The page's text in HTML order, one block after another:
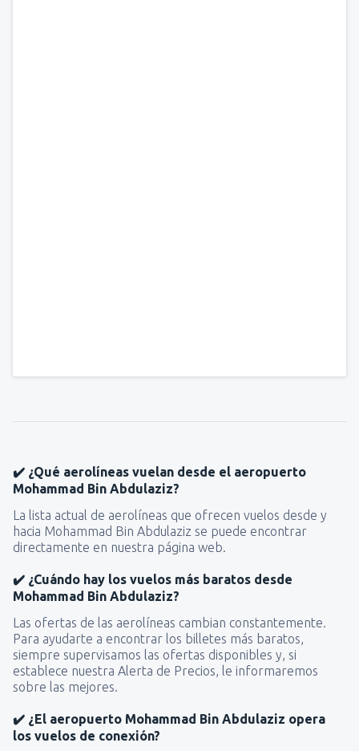
✔️ ¿Qué aerolíneas vuelan desde el aeropuerto
Mohammad Bin Abdulaziz?
La lista actual de aerolíneas que ofrecen vuelos desde y
hacia Mohammad Bin Abdulaziz se puede encontrar
directamente en nuestra página web.
✔️ ¿Cuándo hay los vuelos más baratos desde
Mohammad Bin Abdulaziz?
Las ofertas de las aerolíneas cambian constantemente.
Para ayudarte a encontrar los billetes más baratos,
siempre supervisamos las ofertas disponibles y, si
establece nuestra Alerta de Precios, le informaremos
sobre las mejores.
✔️ ¿El aeropuerto Mohammad Bin Abdulaziz opera
los vuelos de conexión?